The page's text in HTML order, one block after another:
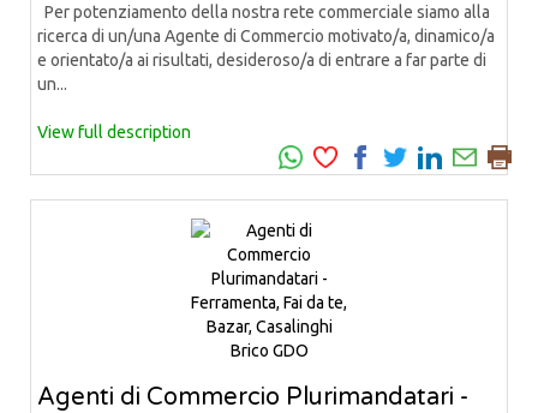
Per potenziamento della nostra rete commerciale siamo alla
ricerca di un/una Agente di Commercio motivato/a, dinamico/a
e orientato/a ai risultati, desideroso/a di entrare a far parte di
un...
View full description
Agenti di Commercio Plurimandatari -